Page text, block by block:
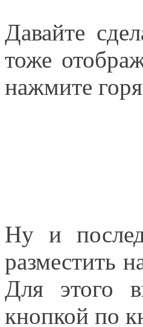
Давайте
тоже
нажмите
Ну и
разместить
Для этого
кнопкой по